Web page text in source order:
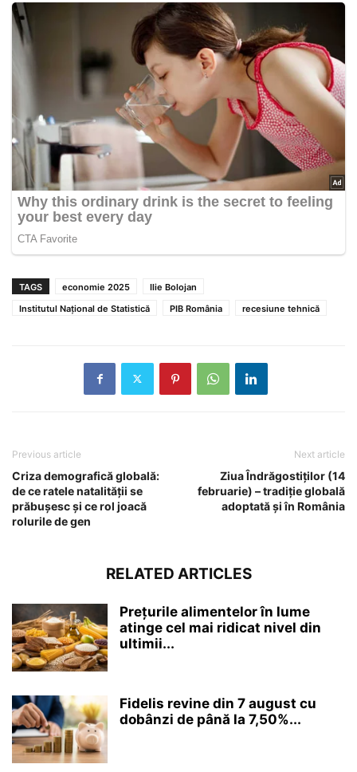
TAGS economie 2025
Ilie Bolojan
Institutul Național de Statistică
PIB România recesiune tehnică
Previous article
Criza demografică globală:
de ce ratele natalității se
prăbușesc și ce rol joacă
rolurile de gen
Next article
Ziua Îndrăgostiților (14
februarie) – tradiție globală
adoptată și în România
RELATED ARTICLES
Prețurile alimentelor în lume
atinge cel mai ridicat nivel din
ultimii...
Fidelis revine din 7 august cu
dobânzi de până la 7,50%...